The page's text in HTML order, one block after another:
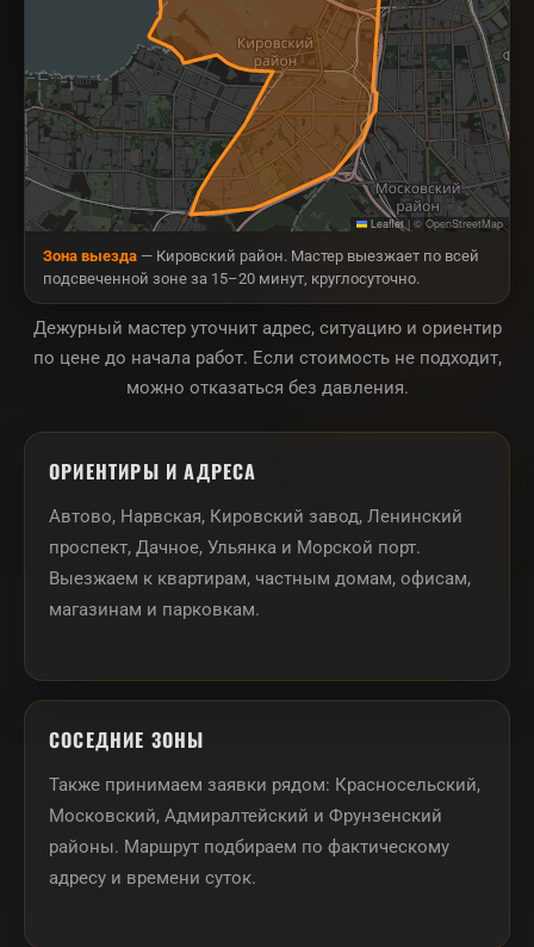
Leaflet | © OpenStreetMap
Зона выезда — Кировский район. Мастер выезжает по всей
подсвеченной зоне за 15–20 минут, круглосуточно.
Дежурный мастер уточнит адрес, ситуацию и ориентир
по цене до начала работ. Если стоимость не подходит,
можно отказаться без давления.
ОРИЕНТИРЫ И АДРЕСА
Автово, Нарвская, Кировский завод, Ленинский
проспект, Дачное, Ульянка и Морской порт.
Выезжаем к квартирам, частным домам, офисам,
магазинам и парковкам.
СОСЕДНИЕ ЗОНЫ
Также принимаем заявки рядом: Красносельский,
Московский, Адмиралтейский и Фрунзенский
районы. Маршрут подбираем по фактическому
адресу и времени суток.